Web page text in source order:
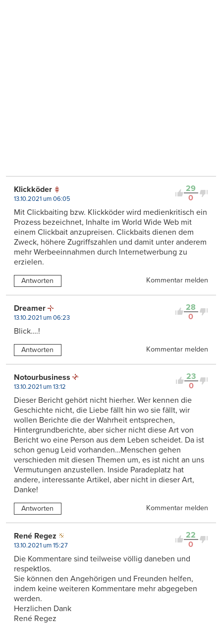
29
0
Klickköder
13.10.2021 um 06:05
Mit Clickbaiting bzw. Klickköder wird medienkritisch ein
Prozess bezeichnet, Inhalte im World Wide Web mit
einem Clickbait anzupreisen. Clickbaits dienen dem
Zweck, höhere Zugriffszahlen und damit unter anderem
mehr Werbeeinnahmen durch Internetwerbung zu
erzielen.
Antworten Kommentar melden
28
0
Dreamer
13.10.2021 um 06:23
Blick….!
Antworten Kommentar melden
23
0
Notourbusiness
13.10.2021 um 13:12
Dieser Bericht gehört nicht hierher. Wer kennen die
Geschichte nicht, die Liebe fällt hin wo sie fällt, wir
wollen Berichte die der Wahrheit entsprechen,
Hintergrundberichte, aber sicher nicht diese Art von
Bericht wo eine Person aus dem Leben scheidet. Da ist
schon genug Leid vorhanden…Menschen gehen
verschieden mit diesen Themen um, es ist nicht an uns
Vermutungen anzustellen. Inside Paradeplatz hat
andere, interessante Artikel, aber nicht in dieser Art,
Danke!
Antworten Kommentar melden
22
0
René Regez
13.10.2021 um 15:27
Die Kommentare sind teilweise völlig daneben und
respektlos.
Sie können den Angehörigen und Freunden helfen,
indem keine weiteren Kommentare mehr abgegeben
werden.
Herzlichen Dank
René Regez